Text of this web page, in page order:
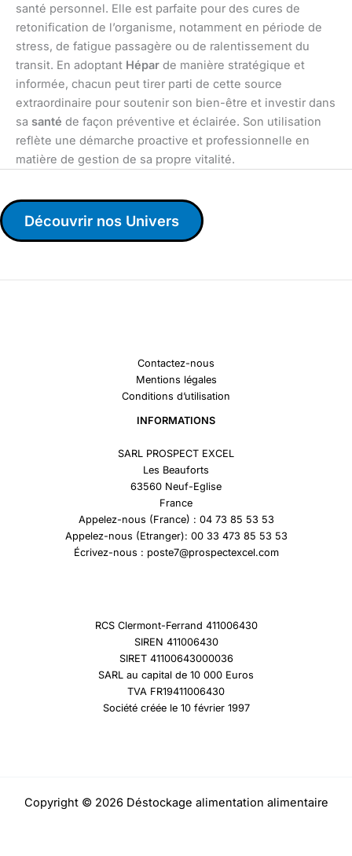
santé personnel. Elle est parfaite pour des cures de
retonification de l’organisme, notamment en période de
stress, de fatigue passagère ou de ralentissement du
transit. En adoptant Hépar de manière stratégique et
informée, chacun peut tirer parti de cette source
extraordinaire pour soutenir son bien-être et investir dans
sa santé de façon préventive et éclairée. Son utilisation
reflète une démarche proactive et professionnelle en
matière de gestion de sa propre vitalité.
Découvrir nos Univers
Contactez-nous
Mentions légales
Conditions d’utilisation
INFORMATIONS
SARL PROSPECT EXCEL
Les Beauforts
63560 Neuf-Eglise
France
Appelez-nous (France) : 04 73 85 53 53
Appelez-nous (Etranger): 00 33 473 85 53 53
Écrivez-nous : poste7@prospectexcel.com
RCS Clermont-Ferrand 411006430
SIREN 411006430
SIRET 41100643000036
SARL au capital de 10 000 Euros
TVA FR19411006430
Société créée le 10 février 1997
Copyright © 2026 Déstockage alimentation alimentaire